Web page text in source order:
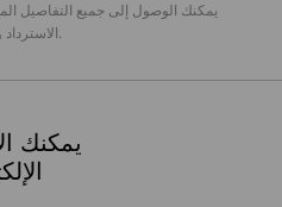
يمكنك الوصول إلى جميع التفاصيل
الاسترداد والإلغاء بسهولة.
يمكنك